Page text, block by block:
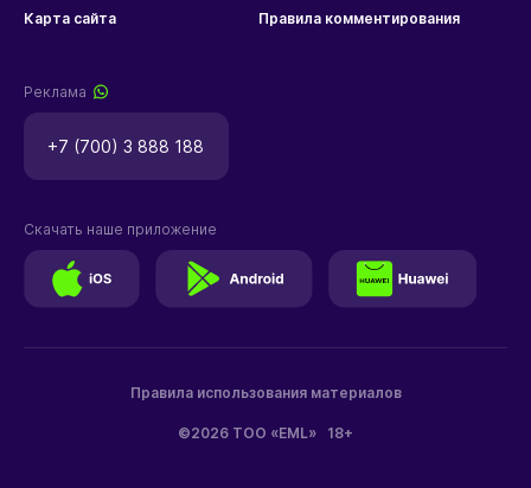
Карта сайта Правила комментирования
Реклама
+7 (700) 3 888 188
©2026 ТОО «EML» 18+
Правила использования материалов
Скачать наше приложение